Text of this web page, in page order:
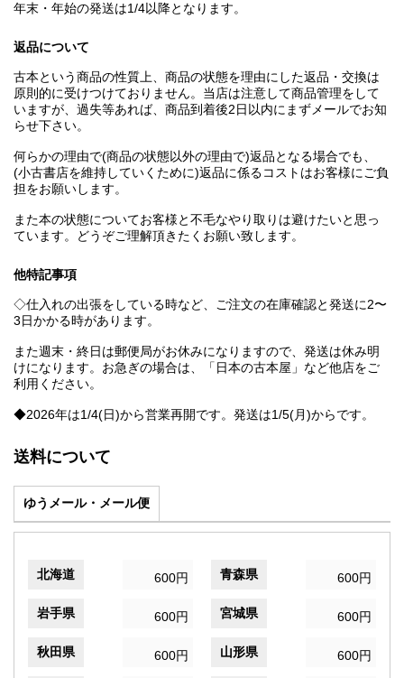
年末・年始の発送は1/4以降となります。
返品について
古本という商品の性質上、商品の状態を理由にした返品・交換は
原則的に受けつけておりません。当店は注意して商品管理をして
いますが、過失等あれば、商品到着後2日以内にまずメールでお知
らせ下さい。
何らかの理由で(商品の状態以外の理由で)返品となる場合でも、
(小古書店を維持していくために)返品に係るコストはお客様にご負
担をお願いします。
また本の状態についてお客様と不毛なやり取りは避けたいと思っ
ています。どうぞご理解頂きたくお願い致します。
他特記事項
◇仕入れの出張をしている時など、ご注文の在庫確認と発送に2〜
3日かかる時があります。
また週末・終日は郵便局がお休みになりますので、発送は休み明
けになります。お急ぎの場合は、「日本の古本屋」など他店をご
利用ください。
◆2026年は1/4(日)から営業再開です。発送は1/5(月)からです。
送料について
ゆうメール・メール便
北海道 600円 青森県 600円
岩手県 600円 宮城県 600円
秋田県 600円 山形県 600円